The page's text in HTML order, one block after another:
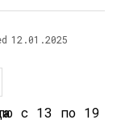
12.01.2025